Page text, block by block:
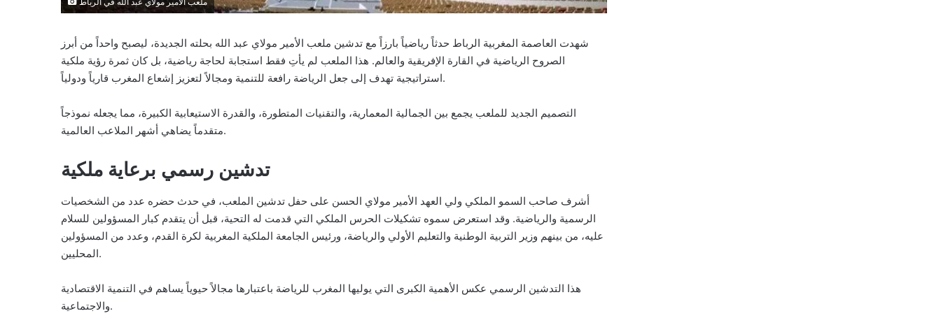
ملعب الأمير مولاي عبد الله في الرباط
شهدت العاصمة المغربية الرباط حدثاً رياضياً بارزاً مع تدشين ملعب الأمير مولاي عبد الله بحلته الجديدة، ليصبح واحداً من أبرز
الصروح الرياضية في القارة الإفريقية والعالم. هذا الملعب لم يأتِ فقط استجابة لحاجة رياضية، بل كان ثمرة رؤية ملكية
استراتيجية تهدف إلى جعل الرياضة رافعة للتنمية ومجالاً لتعزيز إشعاع المغرب قارياً ودولياً.
التصميم الجديد للملعب يجمع بين الجمالية المعمارية، والتقنيات المتطورة، والقدرة الاستيعابية الكبيرة، مما يجعله نموذجاً
متقدماً يضاهي أشهر الملاعب العالمية.
تدشين رسمي برعاية ملكية
أشرف صاحب السمو الملكي ولي العهد الأمير مولاي الحسن على حفل تدشين الملعب، في حدث حضره عدد من الشخصيات
الرسمية والرياضية. وقد استعرض سموه تشكيلات الحرس الملكي التي قدمت له التحية، قبل أن يتقدم كبار المسؤولين للسلام
عليه، من بينهم وزير التربية الوطنية والتعليم الأولي والرياضة، ورئيس الجامعة الملكية المغربية لكرة القدم، وعدد من المسؤولين
المحليين.
هذا التدشين الرسمي عكس الأهمية الكبرى التي يوليها المغرب للرياضة باعتبارها مجالاً حيوياً يساهم في التنمية الاقتصادية
والاجتماعية.